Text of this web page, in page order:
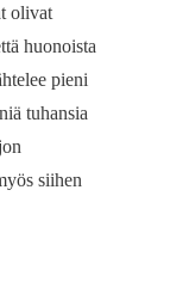
olivat
huonoista
pieni
tuhansia
siihen